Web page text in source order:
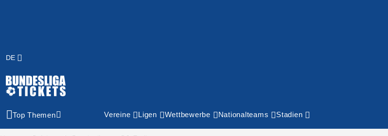
DE
Top Themen Vereine Ligen Wettbewerbe Nationalteams Stadien